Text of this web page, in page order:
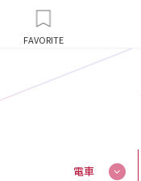
FAVORITE
電車